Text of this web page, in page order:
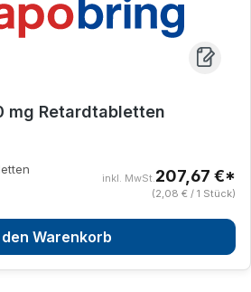
mg Retardtabletten
inkl. MwSt.207,67 €*
(2,08 € / 1 Stück)
den Warenkorb